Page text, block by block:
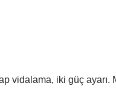
vidalama, iki güç ayarı.